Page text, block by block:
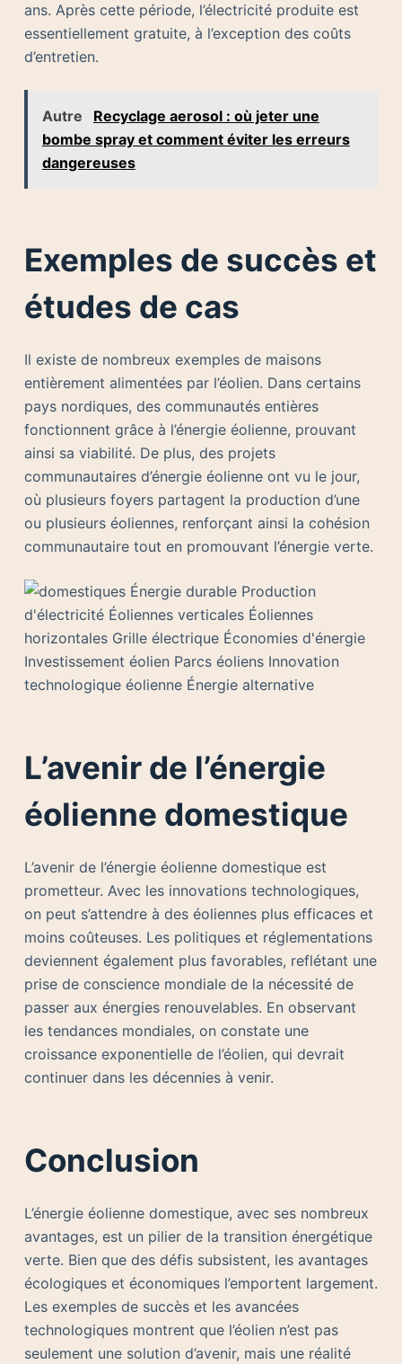
ans. Après cette période, l’électricité produite est
essentiellement gratuite, à l’exception des coûts
d’entretien.
Autre
Recyclage aerosol : où jeter une
bombe spray et comment éviter les erreurs
dangereuses
Exemples de succès et
études de cas
Il existe de nombreux exemples de maisons
entièrement alimentées par l’éolien. Dans certains
pays nordiques, des communautés entières
fonctionnent grâce à l’énergie éolienne, prouvant
ainsi sa viabilité. De plus, des projets
communautaires d’énergie éolienne ont vu le jour,
où plusieurs foyers partagent la production d’une
ou plusieurs éoliennes, renforçant ainsi la cohésion
communautaire tout en promouvant l’énergie verte.
L’avenir de l’énergie
éolienne domestique
L’avenir de l’énergie éolienne domestique est
prometteur. Avec les innovations technologiques,
on peut s’attendre à des éoliennes plus efficaces et
moins coûteuses. Les politiques et réglementations
deviennent également plus favorables, reflétant une
prise de conscience mondiale de la nécessité de
passer aux énergies renouvelables. En observant
les tendances mondiales, on constate une
croissance exponentielle de l’éolien, qui devrait
continuer dans les décennies à venir.
Conclusion
L’énergie éolienne domestique, avec ses nombreux
avantages, est un pilier de la transition énergétique
verte. Bien que des défis subsistent, les avantages
écologiques et économiques l’emportent largement.
Les exemples de succès et les avancées
technologiques montrent que l’éolien n’est pas
seulement une solution d’avenir, mais une réalité